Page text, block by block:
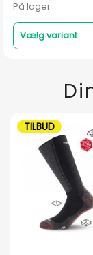
På lager
Vælg variant
TILBUD